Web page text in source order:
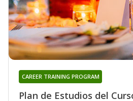
Plan de Estudios del
CAREER TRAINING PROGRAM